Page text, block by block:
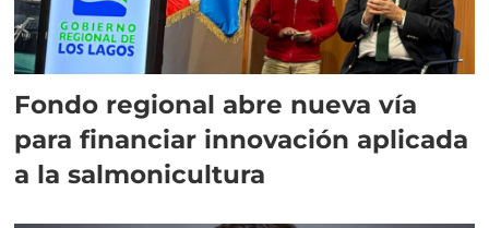
Fondo regional abre nueva vía
para financiar innovación aplicada
a la salmonicultura